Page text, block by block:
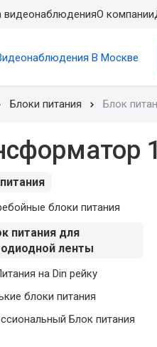
видеонаблюденияО компании
В Москве
Блоки питания Блок
блоки питания
питания для
ленты
на Din рейку
блоки питания
Блок питания